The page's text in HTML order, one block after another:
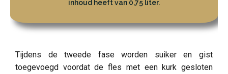
inhoud heeft van 0,75 liter.
Tijdens de tweede fase worden suiker en gist
toegevoegd voordat de fles met een kurk gesloten